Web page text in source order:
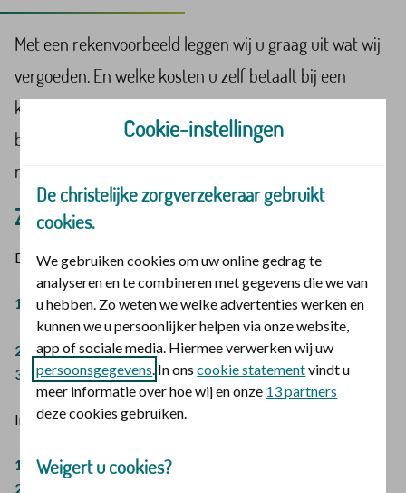
Met een rekenvoorbeeld leggen wij u graag uit wat wij
vergoeden. En welke kosten u zelf betaalt bij een
klikgebit, kunstgebit of reparatie. Bij andere
behandelingen kunt u ook gebruik maken van dit
rekenvoorbeeld.
Zo zijn de eigen kosten opgebouwd
De eigen kosten zijn opgebouwd uit 3 delen.
Het verschil tussen het aangevraagde en door ons
goedgekeurde bedrag
De wettelijke eigen bijdrage
Uw eigen risico.
In dit voorbeeld (bedragen vanaf 2026) zijn de delen:
€ 171,98
Cookie-instellingen
De christelijke zorgverzekeraar gebruikt
cookies.
We gebruiken cookies om uw online gedrag te
analyseren en te combineren met gegevens die we van
u hebben. Zo weten we welke advertenties werken en
kunnen we u persoonlijker helpen via onze website,
app of sociale media. Hiermee verwerken wij uw
persoonsgegevens . In onscookie statementvindt u
meer informatie over hoe wij en onze 13 partners
deze cookies gebruiken.
Weigert u cookies?